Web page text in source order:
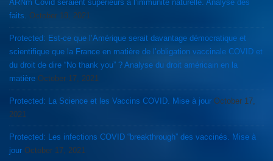
ARNm Covid seraient supérieurs à l’immunité naturelle. Analyse des
faits.
October 18, 2021
Protected: Est-ce que l’Amérique serait davantage démocratique et
scientifique que la France en matière de l’obligation vaccinale COVID et
du droit de dire “No thank you” ? Analyse du droit américain en la
matière October 17, 2021
Protected: La Science et les Vaccins COVID. Mise à jour October 17,
2021
Protected: Les infections COVID “breakthrough” des vaccinés. Mise à
jour October 17, 2021